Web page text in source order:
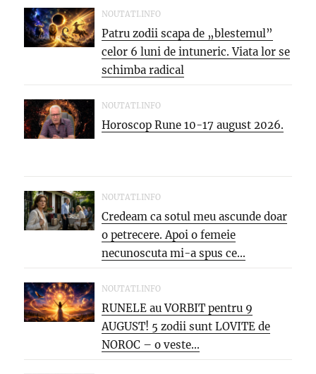
NOUTATI.INFO
Patru zodii scapa de „blestemul”
celor 6 luni de intuneric. Viata lor se
schimba radical
NOUTATI.INFO
Horoscop Rune 10-17 august 2026.
NOUTATI.INFO
Credeam ca sotul meu ascunde doar
o petrecere. Apoi o femeie
necunoscuta mi-a spus ce...
NOUTATI.INFO
RUNELE au VORBIT pentru 9
AUGUST! 5 zodii sunt LOVITE de
NOROC – o veste...